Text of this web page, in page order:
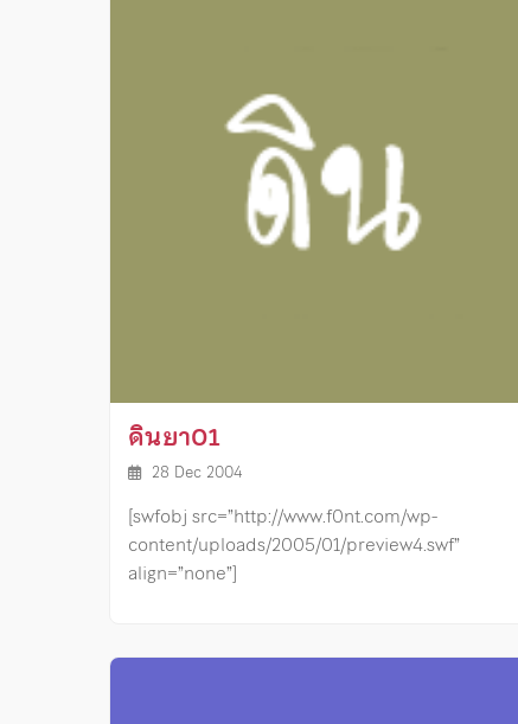
ดินยา01
28 Dec 2004
[swfobj src=”http://www.f0nt.com/wp-
content/uploads/2005/01/preview4.swf”
align=”none”]